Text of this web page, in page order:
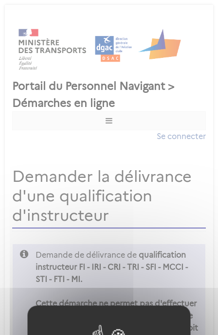
Se connecter
Demander la délivrance
d'une qualification
d'instructeur
Demande de délivrance de qualification
instructeur FI - IRI - CRI - TRI - SFI - MCCI -
STI - FTI - MI.
Cette démarche ne permet pas d'effectuer
une d'instructeur FCL.900(c). Pour ce type
de demande, l'organisme de formation doit